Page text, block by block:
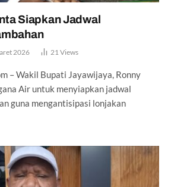
Siapkan Jadwal
2026 21Views
– Wakil Bupati Jayawijaya, Ronny
Air untuk menyiapkan jadwal
guna mengantisipasi lonjakan